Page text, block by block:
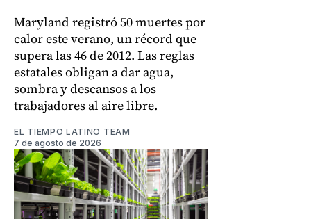
Maryland registró 50 muertes por
calor este verano, un récord que
supera las 46 de 2012. Las reglas
estatales obligan a dar agua,
sombra y descansos a los
trabajadores al aire libre.
EL TIEMPO LATINO TEAM
7 de agosto de 2026